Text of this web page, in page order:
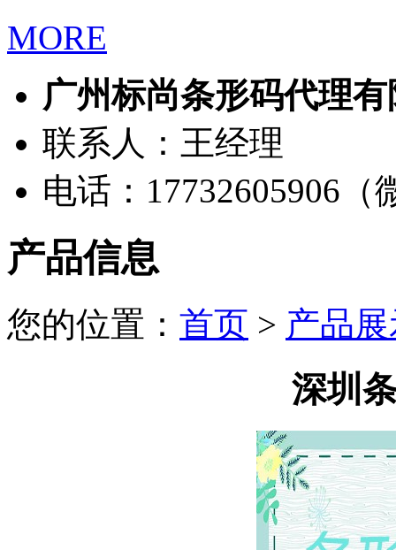
MORE
广州标尚条形码代理
联系人：王经理
电话：17732605906（
产品信息
您的位置： 首页 > 产品
深圳